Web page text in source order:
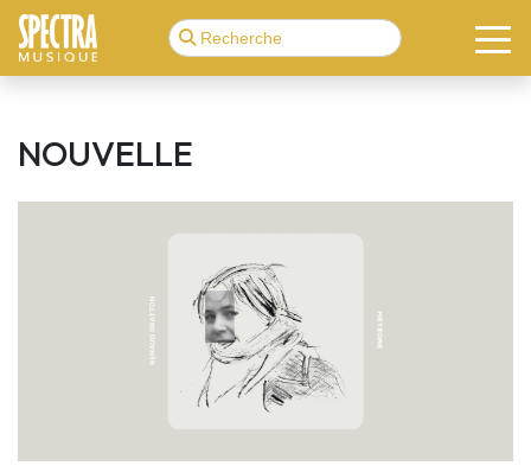
NOUVELLE